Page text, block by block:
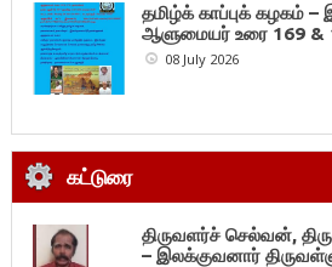
தமிழ்க் காப்புக் கழகம்
ஆளுமையர் உரை 169 &
08 July 2026
கட்டுரை
திருவளர்ச் செல்வன்,
– இலக்குவனார்